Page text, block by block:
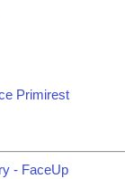
Primirest
- FaceUp